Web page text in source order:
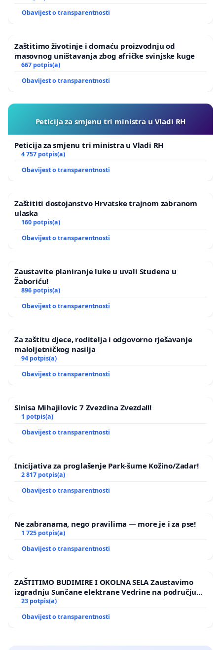
Obavijest o transparentnosti
Zaštitimo životinje i domaću proizvodnju od
masovnog uništavanja zbog afričke svinjske kuge
667 potpis(a)
Obavijest o transparentnosti
Peticija za smjenu tri ministra u Vladi RH
Peticija za smjenu tri ministra u Vladi RH
4 757 potpis(a)
Obavijest o transparentnosti
Zaštititi dostojanstvo Hrvatske trajnom zabranom
ulaska
160 potpis(a)
Obavijest o transparentnosti
Zaustavite planiranje luke u uvali Studena u
Žaboriću!
896 potpis(a)
Obavijest o transparentnosti
Za zaštitu djece, roditelja i odgovorno rješavanje
maloljetničkog nasilja
94 potpis(a)
Obavijest o transparentnosti
Sinisa Mihajilovic 7 Zvezdina Zvezda!!!
1 potpis(a)
Obavijest o transparentnosti
Inicijativa za proglašenje Park-šume Kožino/Zadar!
2 817 potpis(a)
Obavijest o transparentnosti
Ne zabranama, nego pravilima — more je i za pse!
1 725 potpis(a)
Obavijest o transparentnosti
ZAŠTITIMO BUDIMIRE I OKOLNA SELA Zaustavimo
izgradnju Sunčane elektrane Vedrine na području
Ugljana
23 potpis(a)
Obavijest o transparentnosti